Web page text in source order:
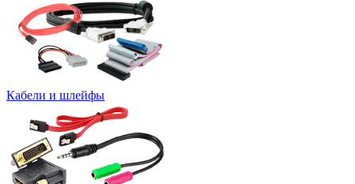
Кабели и шлейфы